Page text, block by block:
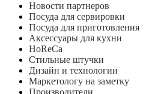
Новости партнеров
Посуда для сервировки
Посуда для приготовления
Аксессуары для кухни
HoReCa
Стильные штучки
Дизайн и технологии
Маркетологу на заметку
Производители